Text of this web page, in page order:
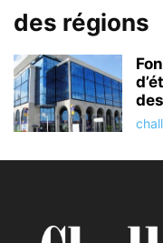
des régions